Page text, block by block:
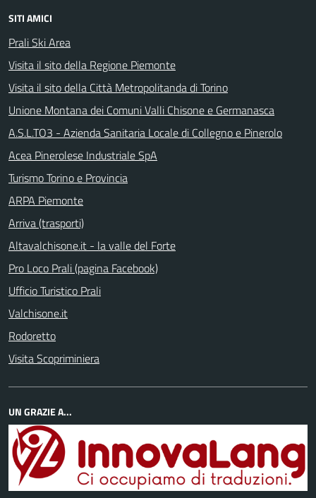
SITI AMICI
Prali Ski Area
Visita il sito della Regione Piemonte
Visita il sito della Città Metropolitanda di Torino
Unione Montana dei Comuni Valli Chisone e Germanasca
A.S.L.TO3 - Azienda Sanitaria Locale di Collegno e Pinerolo
Acea Pinerolese Industriale SpA
Turismo Torino e Provincia
ARPA Piemonte
Arriva (trasporti)
Altavalchisone.it - la valle del Forte
Pro Loco Prali (pagina Facebook)
Ufficio Turistico Prali
Valchisone.it
Rodoretto
Visita Scopriminiera
UN GRAZIE A...